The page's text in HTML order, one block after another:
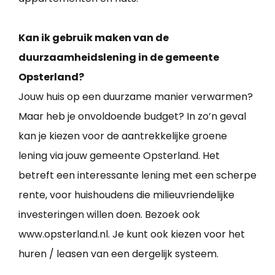
Kan ik gebruik maken van de
duurzaamheidslening in de gemeente
Opsterland?
Jouw huis op een duurzame manier verwarmen?
Maar heb je onvoldoende budget? In zo’n geval
kan je kiezen voor de aantrekkelijke groene
lening via jouw gemeente Opsterland. Het
betreft een interessante lening met een scherpe
rente, voor huishoudens die milieuvriendelijke
investeringen willen doen. Bezoek ook
www.opsterland.nl. Je kunt ook kiezen voor het
huren / leasen van een dergelijk systeem.